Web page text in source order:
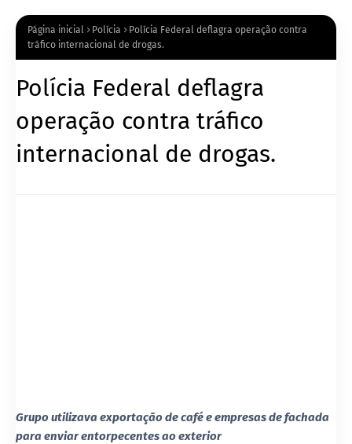
Página inicial Polícia
Polícia Federal deflagra operação contra
tráfico internacional de drogas.
Polícia Federal deflagra
operação contra tráfico
internacional de drogas.
Grupo utilizava exportação de café e empresas de fachada
para enviar entorpecentes ao exterior